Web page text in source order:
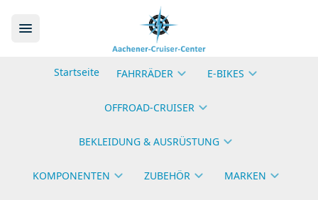
Startseite FAHRRÄDER E-BIKES
OFFROAD-CRUISER
BEKLEIDUNG & AUSRÜSTUNG
KOMPONENTEN ZUBEHÖR MARKEN